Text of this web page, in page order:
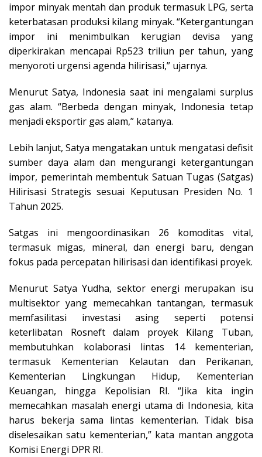
impor minyak mentah dan produk termasuk LPG, serta
keterbatasan produksi kilang minyak. “Ketergantungan
impor ini menimbulkan kerugian devisa yang
diperkirakan mencapai Rp523 triliun per tahun, yang
menyoroti urgensi agenda hilirisasi,” ujarnya.
Menurut Satya, Indonesia saat ini mengalami surplus
gas alam. “Berbeda dengan minyak, Indonesia tetap
menjadi eksportir gas alam,” katanya.
Lebih lanjut, Satya mengatakan untuk mengatasi defisit
sumber daya alam dan mengurangi ketergantungan
impor, pemerintah membentuk Satuan Tugas (Satgas)
Hilirisasi Strategis sesuai Keputusan Presiden No. 1
Tahun 2025.
Satgas ini mengoordinasikan 26 komoditas vital,
termasuk migas, mineral, dan energi baru, dengan
fokus pada percepatan hilirisasi dan identifikasi proyek.
Menurut Satya Yudha, sektor energi merupakan isu
multisektor yang memecahkan tantangan, termasuk
memfasilitasi investasi asing seperti potensi
keterlibatan Rosneft dalam proyek Kilang Tuban,
membutuhkan kolaborasi lintas 14 kementerian,
termasuk Kementerian Kelautan dan Perikanan,
Kementerian Lingkungan Hidup, Kementerian
Keuangan, hingga Kepolisian RI. “Jika kita ingin
memecahkan masalah energi utama di Indonesia, kita
harus bekerja sama lintas kementerian. Tidak bisa
diselesaikan satu kementerian,” kata mantan anggota
Komisi Energi DPR RI.